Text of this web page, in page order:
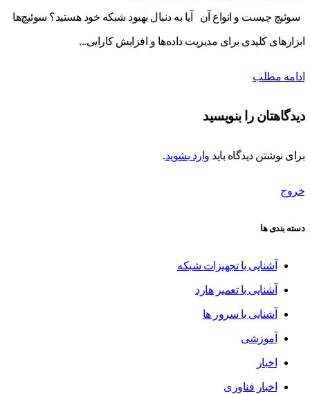
سوئیچ چیست و انواع آن آیا به دنبال بهبود شبکه خود هستید؟ سوئیچ‌ها
ابزارهای کلیدی برای مدیریت داده‌ها و افزایش کارایی...
ادامه مطلب
دیدگاهتان را بنویسید
برای نوشتن دیدگاه باید وارد بشوید.
خروج
دسته بندی ها
آشنایی با تجهیزات شبکه
آشنایی با تعمیر هارد
آشنایی با سرور ها
آموزشی
اخبار
اخبار فناوری